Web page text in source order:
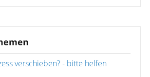
verschieben? - bitte helfen